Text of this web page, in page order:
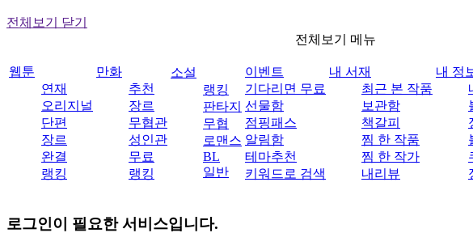
전체보기 닫기
전체보기 메뉴
웹툰
연재
오리지널
단편
장르
완결
랭킹
만화
추천
장르
무협관
성인관
무료
랭킹
소설
랭킹
판타지
무협
로맨스
BL
일반
이벤트
기다리면 무료
선물함
점핑패스
알림함
테마추천
키워드로 검색
내 서재
최근 본 작품
보관함
책갈피
찜 한 작품
찜 한 작가
내리뷰
내 정
로그인이 필요한 서비스입니다.